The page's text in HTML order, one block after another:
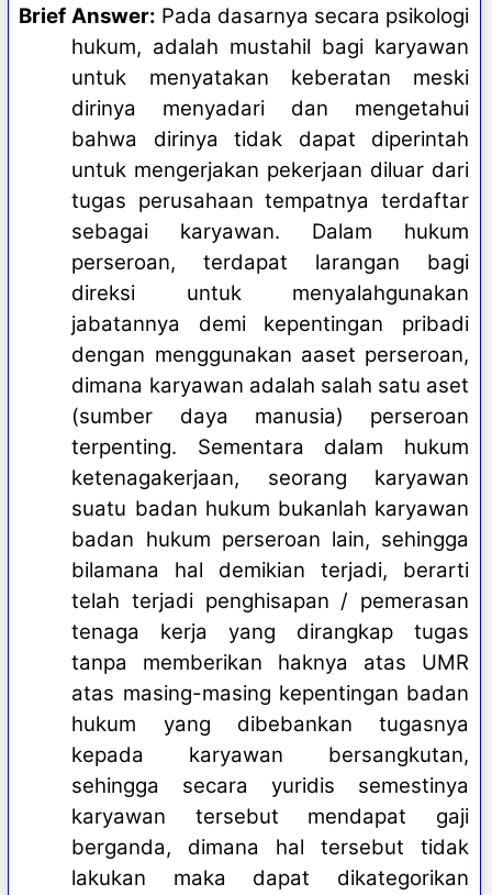
Brief Answer: Pada dasarnya secara psikologi
hukum, adalah mustahil bagi karyawan
untuk menyatakan keberatan meski
dirinya menyadari dan mengetahui
bahwa dirinya tidak dapat diperintah
untuk mengerjakan pekerjaan diluar dari
tugas perusahaan tempatnya terdaftar
sebagai karyawan. Dalam hukum
perseroan, terdapat larangan bagi
direksi untuk menyalahgunakan
jabatannya demi kepentingan pribadi
dengan menggunakan aaset perseroan,
dimana karyawan adalah salah satu aset
(sumber daya manusia) perseroan
terpenting. Sementara dalam hukum
ketenagakerjaan, seorang karyawan
suatu badan hukum bukanlah karyawan
badan hukum perseroan lain, sehingga
bilamana hal demikian terjadi, berarti
telah terjadi penghisapan / pemerasan
tenaga kerja yang dirangkap tugas
tanpa memberikan haknya atas UMR
atas masing-masing kepentingan badan
hukum yang dibebankan tugasnya
kepada karyawan bersangkutan,
sehingga secara yuridis semestinya
karyawan tersebut mendapat gaji
berganda, dimana hal tersebut tidak
lakukan maka dapat dikategorikan